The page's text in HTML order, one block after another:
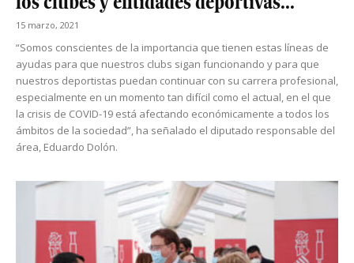
15 marzo, 2021
“Somos conscientes de la importancia que tienen estas líneas de
ayudas para que nuestros clubs sigan funcionando y para que
nuestros deportistas puedan continuar con su carrera profesional,
especialmente en un momento tan difícil como el actual, en el que
la crisis de COVID-19 está afectando económicamente a todos los
ámbitos de la sociedad”, ha señalado el diputado responsable del
área, Eduardo Dolón.